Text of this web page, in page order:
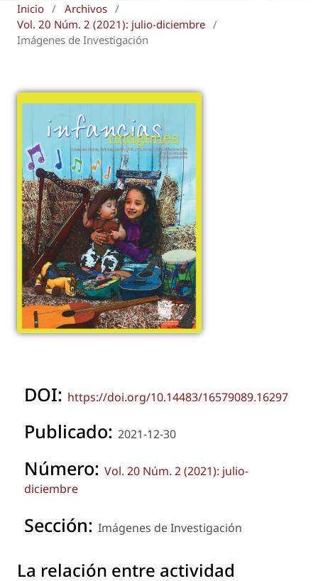
Inicio / Archivos /
Vol. 20 Núm. 2 (2021): julio-diciembre /
Imágenes de Investigación
DOI: https://doi.org/10.14483/16579089.16297
Publicado: 2021-12-30
Número: Vol. 20 Núm. 2 (2021): julio-
diciembre
Sección: Imágenes de Investigación
La relación entre actividad